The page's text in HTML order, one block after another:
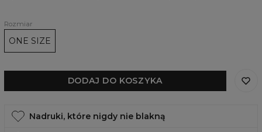
Rozmiar
ONE SIZE
DODAJ DO KOSZYKA
Nadruki, które nigdy nie blakną